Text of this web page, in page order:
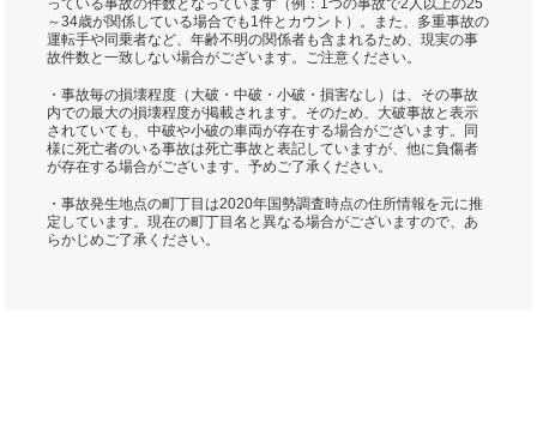
っている事故の件数となっています（例：1つの事故で2人以上の25
～34歳が関係している場合でも1件とカウント）。また、多重事故の
運転手や同乗者など、年齢不明の関係者も含まれるため、現実の事
故件数と一致しない場合がございます。ご注意ください。
・事故毎の損壊程度（大破・中破・小破・損害なし）は、その事故
内での最大の損壊程度が掲載されます。そのため、大破事故と表示
されていても、中破や小破の車両が存在する場合がございます。同
様に死亡者のいる事故は死亡事故と表記していますが、他に負傷者
が存在する場合がございます。予めご了承ください。
・事故発生地点の町丁目は2020年国勢調査時点の住所情報を元に推
定しています。現在の町丁目名と異なる場合がございますので、あ
らかじめご了承ください。